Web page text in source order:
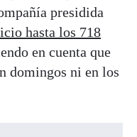
presidida
hasta los 718
en cuenta que
domingos ni en los